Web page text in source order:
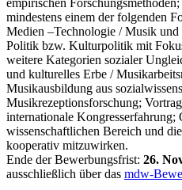
mindestens einem der folgenden
Medien –Technologie / Musik
Politik bzw. Kulturpolitik mit
weitere Kategorien sozialer
und kulturelles Erbe /
Musikausbildung aus
Musikrezeptionsforschung;
internationale Kongresserfahrung;
wissenschaftlichen Bereich und
kooperativ mitzuwirken.
Ende der Bewerbungsfrist: 26.
ausschließlich über das mdw-